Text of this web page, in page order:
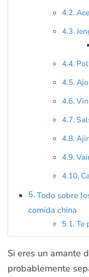
Todo sobre
comida china
Te
Si eres un amante
probablemente